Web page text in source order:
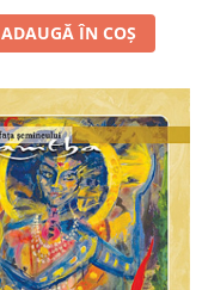
ADAUGĂ ÎN COȘ